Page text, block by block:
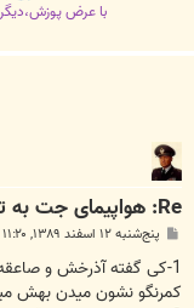
با عرض
Re: هواپیمای جت به تولید انبوه می رسد
س
ت
پنج‌شنبه ۱۲ اسفند ۱۳۸۹, ۱۱:۲۰ ب.ظ
1-کی گفته آذرخش و
کمرنگو نشون میدن بهش